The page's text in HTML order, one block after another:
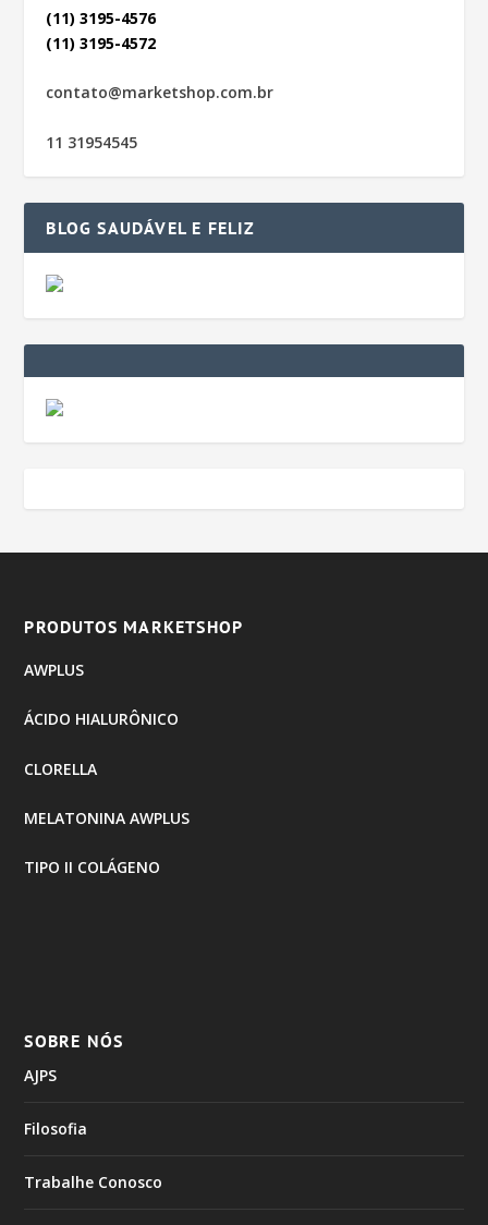
(11) 3195-4576
(11) 3195-4572
contato@marketshop.com.br
11 31954545
BLOG SAUDÁVEL E FELIZ
PRODUTOS MARKETSHOP
AWPLUS
ÁCIDO HIALURÔNICO
CLORELLA
MELATONINA AWPLUS
TIPO II COLÁGENO
SOBRE NÓS
AJPS
Filosofia
Trabalhe Conosco